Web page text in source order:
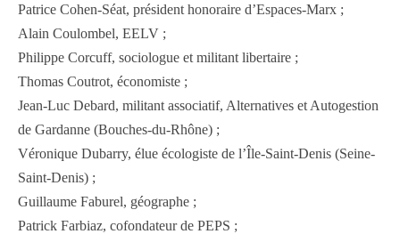
Patrice Cohen-Séat, président honoraire d’Espaces-Marx ;
Alain Coulombel, EELV ;
Philippe Corcuff, sociologue et militant libertaire ;
Thomas Coutrot, économiste ;
Jean-Luc Debard, militant associatif, Alternatives et Autogestion
de Gardanne (Bouches-du-Rhône) ;
Véronique Dubarry, élue écologiste de l’Île-Saint-Denis (Seine-
Saint-Denis) ;
Guillaume Faburel, géographe ;
Patrick Farbiaz, cofondateur de PEPS ;